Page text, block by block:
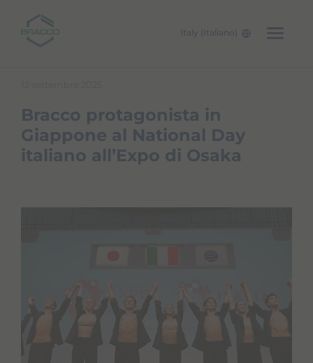
Italy (Italiano)
Bracco protagonista in
Giappone al National Day
italiano all’Expo di Osaka